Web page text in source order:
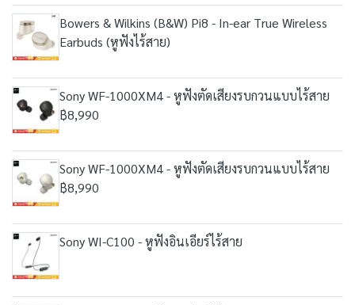
Bowers & Wilkins (B&W) Pi8 - In-ear True Wireless
Earbuds (หูฟังไร้สาย)
Sony WF-1000XM4 - หูฟังตัดเสียงรบกวนแบบไร้สาย
฿8,990
Sony WF-1000XM4 - หูฟังตัดเสียงรบกวนแบบไร้สาย
฿8,990
Sony WI-C100 - หูฟังอินเอียร์ไร้สาย